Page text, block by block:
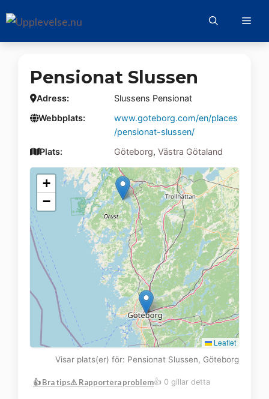
till
innehåll
Pensionat Slussen
Adress:
Slussens Pensionat
Webbplats:
www.goteborg.com/en/places
/pensionat-slussen/
Plats:
Göteborg, Västra Götaland
+
−
Leaflet
Visar plats(er) för: Pensionat Slussen, Göteborg
👍 Bra tips⚠️ Rapportera problem👍 0 gillar detta